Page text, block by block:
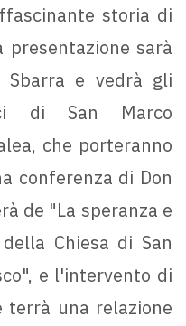
storia di
presentazione sarà
Sbarra e vedrà gli
di San Marco
che porteranno
conferenza di Don
de "La speranza e
Chiesa di San
e l'intervento di
terrà una relazione